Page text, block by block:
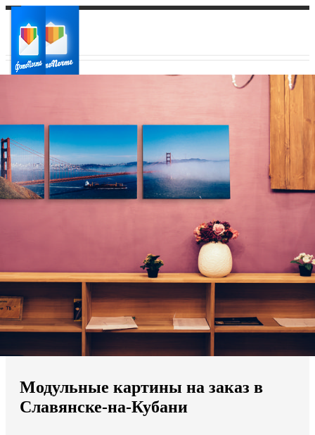
Ваш город:
Ваш регион доставки
Выберите из списка:
Мы доставляем по всему миру
Продолжить без города
Модульные картины на заказ в
Славянске-на-Кубани